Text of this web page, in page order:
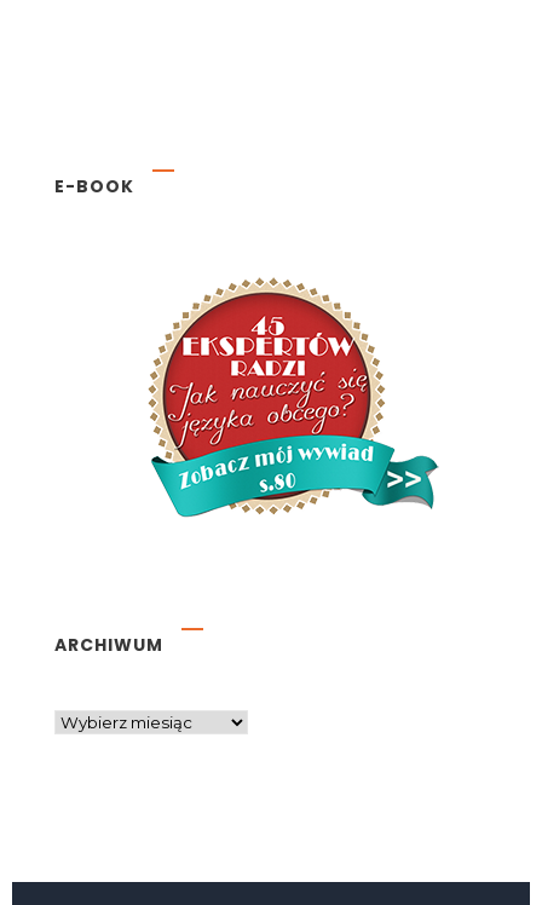
E-BOOK
ARCHIWUM